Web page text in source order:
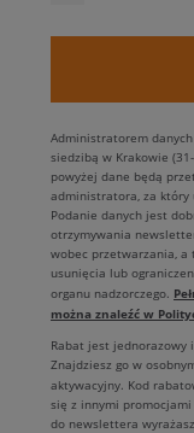
Administratorem
siedzibą w Krakowie
powyżej dane będą
administratora, za który
Podanie danych jest
otrzymywania
wobec przetwarzania, a
usunięcia lub
organu nadzorczego.
można znaleźć w
Rabat jest jednorazowy
Znajdziesz go w
aktywacyjny. Kod
się z innymi
do newslettera